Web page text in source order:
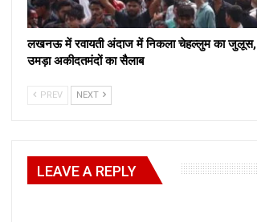
लखनऊ में रवायती अंदाज में निकला चेहल्लुम का जुलूस,
उमड़ा अकीदतमंदों का सैलाब
PREV NEXT
LEAVE A REPLY